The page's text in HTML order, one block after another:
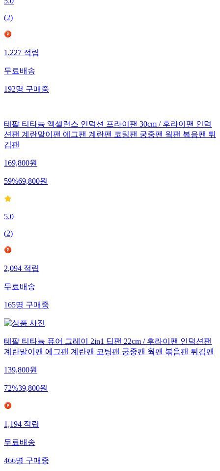
5.0
(2)
1,227적립
무료배송
192명구매중
테팔 티타늄 엑셀런스 인덕션 프라이팬 30cm / 후라이팬 인덕
션팬 계란말이팬 에그팬 계란팬 코팅팬 궁중팬 웍팬 볶음팬 튀
김팬
169,800원
59%69,800원
5.0
(2)
2,094적립
무료배송
165명구매중
테팔 티타늄 퓨어 그레이 2in1 딥팬 22cm / 후라이팬 인덕션팬
계란말이팬 에그팬 계란팬 코팅팬 궁중팬 웍팬 볶음팬 튀김팬
139,800원
72%39,800원
1,194적립
무료배송
466명구매중